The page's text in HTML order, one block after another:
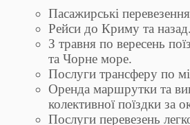
Пасажирські
Рейси до Криму та назад.
З травня по вересень
та Чорне море.
Послуги трансферу по
Оренда маршрутки та
колективної поїздки за
Послуги перевезень